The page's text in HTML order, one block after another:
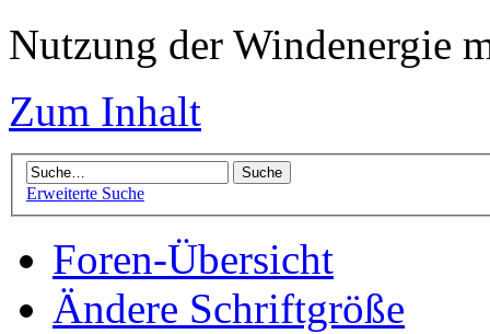
Nutzung der Windenergie
Zum Inhalt
Erweiterte Suche
Foren-Übersicht
Ändere Schriftgröße